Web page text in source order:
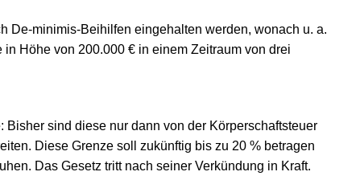
De-minimis-Beihilfen eingehalten werden, wonach u. a.
Höhe von 200.000 € in einem Zeitraum von drei
sind diese nur dann von der Körperschaftsteuer
Diese Grenze soll zukünftig bis zu 20 % betragen
Das Gesetz tritt nach seiner Verkündung in Kraft.